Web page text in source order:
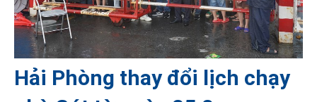
Hải Phòng thay đổi lịch chạy